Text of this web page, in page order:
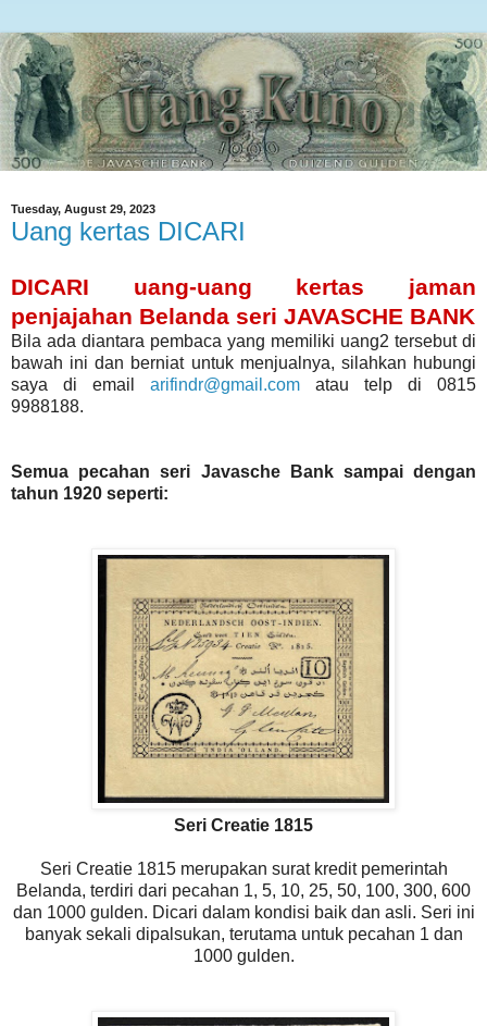
Tuesday, August 29, 2023
Uang kertas DICARI
DICARI uang-uang kertas jaman
penjajahan Belanda seri JAVASCHE BANK
Bila ada diantara pembaca yang memiliki uang2 tersebut di
bawah ini dan berniat untuk menjualnya, silahkan hubungi
saya di email arifindr@gmail.com atau telp di 0815
9988188.
Semua pecahan seri Javasche Bank sampai dengan
tahun 1920 seperti:
Seri Creatie 1815
Seri Creatie 1815 merupakan surat kredit pemerintah
Belanda, terdiri dari pecahan 1, 5, 10, 25, 50, 100, 300, 600
dan 1000 gulden. Dicari dalam kondisi baik dan asli. Seri ini
banyak sekali dipalsukan, terutama untuk pecahan 1 dan
1000 gulden.